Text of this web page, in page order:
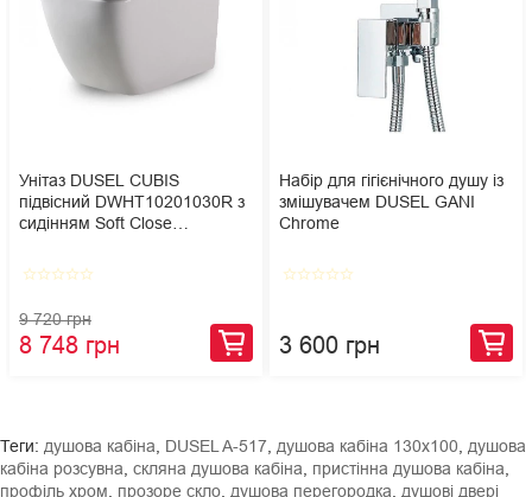
Унітаз DUSEL CUBIS
підвісний DWHT10201030R з
сидінням Soft Close
star_borderstar_borderstar_borderstar_borderstar_border
9 720 грн
8 748 грн
Набір для гігієнічного душу із
змішувачем DUSEL GANI
Chrome
star_borderstar_borderstar_borderstar_borderstar_border
3 600 грн
Теги: душова кабіна, DUSEL A-517, душова кабіна 130x100, душова
кабіна розсувна, скляна душова кабіна, пристінна душова кабіна,
профіль хром, прозоре скло, душова перегородка, душові двері